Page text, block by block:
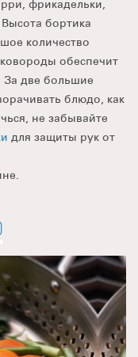
фрикадельки,
бортика
количество
обеспечит
За две большие
блюдо, как
не забывайте
для защиты рук от